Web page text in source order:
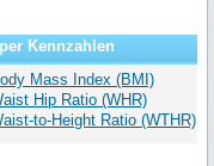
Kennzahlen
Mass Index (BMI)
Hip Ratio (WHR)
to-Height Ratio (WTHR)